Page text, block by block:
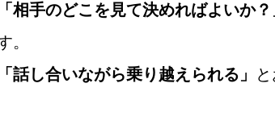
「相手のどこを見て決めればよいか？
。
し合いながら乗り越えられる」